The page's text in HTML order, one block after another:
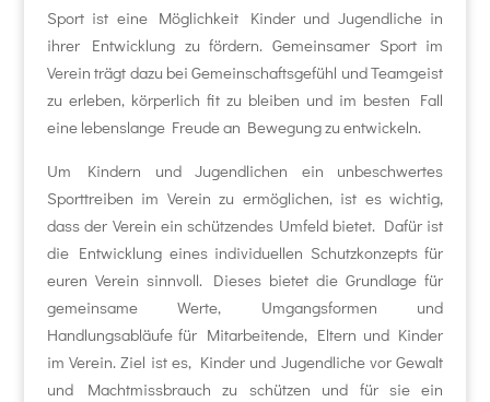
Sport ist eine Möglichkeit Kinder und Jugendliche in
ihrer Entwicklung zu fördern. Gemeinsamer Sport im
Verein trägt dazu bei Gemeinschaftsgefühl und Teamgeist
zu erleben, körperlich fit zu bleiben und im besten Fall
eine lebenslange Freude an Bewegung zu entwickeln.
Um Kindern und Jugendlichen ein unbeschwertes
Sporttreiben im Verein zu ermöglichen, ist es wichtig,
dass der Verein ein schützendes Umfeld bietet. Dafür ist
die Entwicklung eines individuellen Schutzkonzepts für
euren Verein sinnvoll. Dieses bietet die Grundlage für
gemeinsame Werte, Umgangsformen und
Handlungsabläufe für Mitarbeitende, Eltern und Kinder
im Verein. Ziel ist es, Kinder und Jugendliche vor Gewalt
und Machtmissbrauch zu schützen und für sie ein